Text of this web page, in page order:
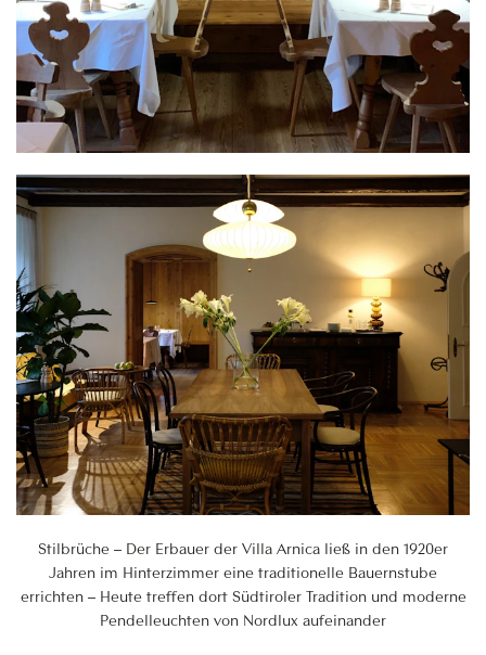
Stilbrüche – Der Erbauer der Villa Arnica ließ in den 1920er
Jahren im Hinterzimmer eine traditionelle Bauernstube
errichten – Heute treffen dort Südtiroler Tradition und moderne
Pendelleuchten von Nordlux aufeinander